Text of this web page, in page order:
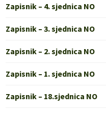
Zapisnik – 4. sjednica NO
Zapisnik – 3. sjednica NO
Zapisnik – 2. sjednica NO
Zapisnik – 1. sjednica NO
Zapisnik – 18.sjednica NO